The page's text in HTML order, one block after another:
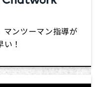
マンツーマン指導が
！